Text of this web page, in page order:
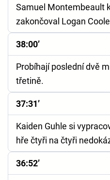
Samuel Montembeault
zakončoval Logan
38:00’
Probíhají poslední dvě
třetině.
37:31’
Kaiden Guhle si
hře čtyři na čtyři
36:52’